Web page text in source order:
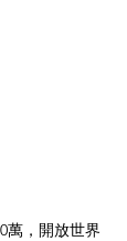
萬，開放世界